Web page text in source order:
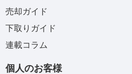
売却ガイド
下取りガイド
連載コラム
個人のお客様